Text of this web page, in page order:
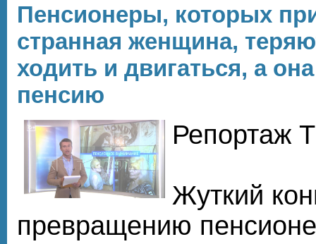
Пенсионеры, которых
странная женщина,
ходить и двигаться, а
пенсию
Репортаж
Жуткий
превращению